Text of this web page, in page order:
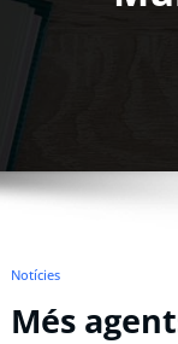
Notícies
Més